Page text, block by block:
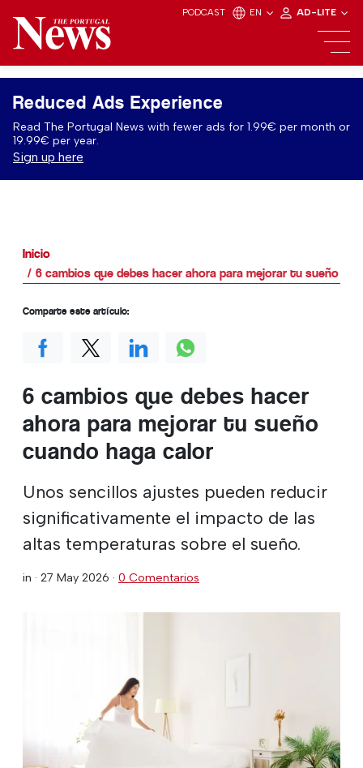
PODCAST EN AD-LITE
Reduced Ads Experience
Read The Portugal News with fewer ads for 1.99€ per month or
19.99€ per year.
Sign up here
Inicio
6 cambios que debes hacer ahora para mejorar tu sueño
6 cambios que debes hacer
ahora para mejorar tu sueño
cuando haga calor
Unos sencillos ajustes pueden reducir
significativamente el impacto de las
altas temperaturas sobre el sueño.
in · 27 May 2026 · 0 Comentarios
Comparte este artículo: